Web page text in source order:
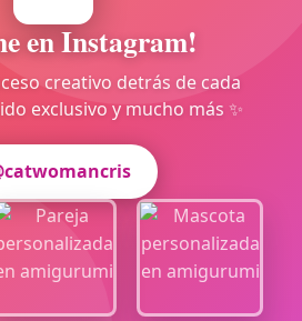
en Instagram!
creativo detrás de cada
exclusivo y mucho más ✨